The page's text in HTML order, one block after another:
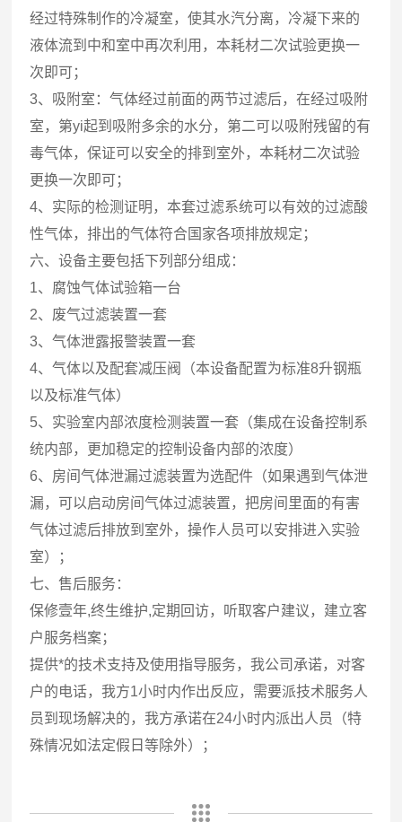
经过特殊制作的冷凝室，使其水汽分离，冷凝下来的
液体流到中和室中再次利用，本耗材二次试验更换一
次即可；
3、吸附室：气体经过前面的两节过滤后，在经过吸附
室，第yi起到吸附多余的水分，第二可以吸附残留的有
毒气体，保证可以安全的排到室外，本耗材二次试验
更换一次即可；
4、实际的检测证明，本套过滤系统可以有效的过滤酸
性气体，排出的气体符合国家各项排放规定；
六、设备主要包括下列部分组成：
1、腐蚀气体试验箱一台
2、废气过滤装置一套
3、气体泄露报警装置一套
4、气体以及配套减压阀（本设备配置为标准8升钢瓶
以及标准气体）
5、实验室内部浓度检测装置一套（集成在设备控制系
统内部，更加稳定的控制设备内部的浓度）
6、房间气体泄漏过滤装置为选配件（如果遇到气体泄
漏，可以启动房间气体过滤装置，把房间里面的有害
气体过滤后排放到室外，操作人员可以安排进入实验
室）；
七、售后服务：
保修壹年,终生维护,定期回访，听取客户建议，建立客
户服务档案；
提供*的技术支持及使用指导服务，我公司承诺，对客
户的电话，我方1小时内作出反应，需要派技术服务人
员到现场解决的，我方承诺在24小时内派出人员（特
殊情况如法定假日等除外）；